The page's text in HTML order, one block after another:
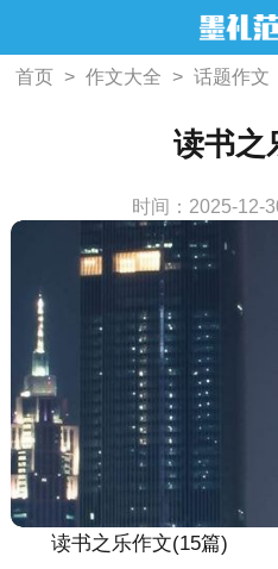
首页 > 作文大全 > 话题作文
读书之
时间：2025-12-
读书之乐作文(15篇)